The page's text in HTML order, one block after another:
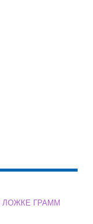
ЛОЖКЕ ГРАММ